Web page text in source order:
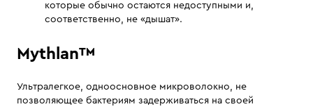
которые обычно остаются недоступными и,
соответственно, не «дышат».
Mythlan™
Ультралегкое, одноосновное микроволокно, не
позволяющее бактериям задерживаться на своей